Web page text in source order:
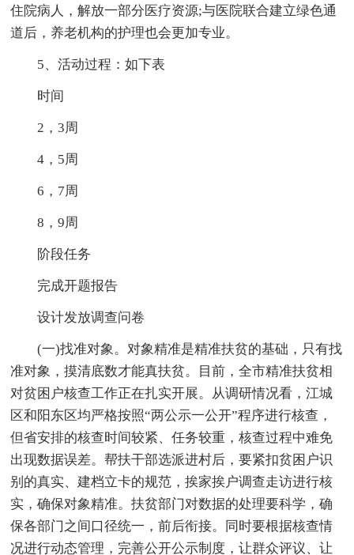
住院病人，解放一部分医疗资源;与医院联合建立绿色通
道后，养老机构的护理也会更加专业。
5、活动过程：如下表
时间
2，3周
4，5周
6，7周
8，9周
阶段任务
完成开题报告
设计发放调查问卷
(一)找准对象。对象精准是精准扶贫的基础，只有找
准对象，摸清底数才能真扶贫。目前，全市精准扶贫相
对贫困户核查工作正在扎实开展。从调研情况看，江城
区和阳东区均严格按照“两公示一公开”程序进行核查，
但省安排的核查时间较紧、任务较重，核查过程中难免
出现数据误差。帮扶干部选派进村后，要紧扣贫困户识
别的真实、建档立卡的规范，挨家挨户调查走访进行核
实，确保对象精准。扶贫部门对数据的处理要科学，确
保各部门之间口径统一，前后衔接。同时要根据核查情
况进行动态管理，完善公开公示制度，让群众评议、让